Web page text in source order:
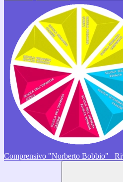
Comprensivo "Norberto Bobbio"